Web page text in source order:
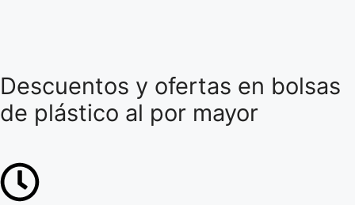
Descuentos y ofertas en bolsas
de plástico al por mayor